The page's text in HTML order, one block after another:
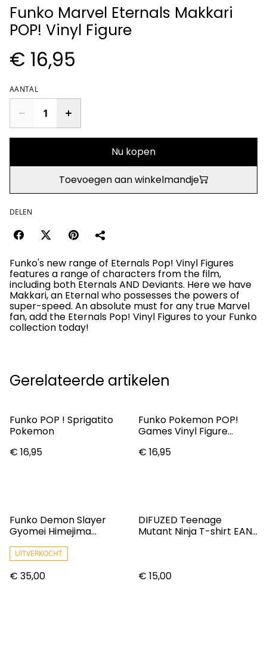
Funko Marvel Eternals Makkari
POP! Vinyl Figure
€ 16,95
AANTAL
Nu kopen
Toevoegen aan winkelmandje
DELEN
Funko's new range of Eternals Pop! Vinyl Figures
features a range of characters from the film,
including both Eternals AND Deviants. Here we have
Makkari, an Eternal who possesses the powers of
super-speed. An absolute must for any true Marvel
fan, add the Eternals Pop! Vinyl Figures to your Funko
collection today!
Gerelateerde artikelen
Funko POP ! Sprigatito
Pokemon
€ 16,95
Funko Pokemon POP!
Games Vinyl Figure
€ 16,95
Funko Demon Slayer
Gyomei Himejima
Figure #1091
UITVERKOCHT
€ 35,00
DIFUZED Teenage
Mutant Ninja T-shirt EAN
€ 15,00